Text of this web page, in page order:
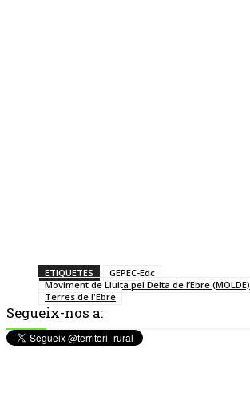
ETIQUETES
GEPEC-Edc
Moviment de Lluita pel Delta de l’Ebre (MOLDE)
Terres de l'Ebre
Segueix-nos a: